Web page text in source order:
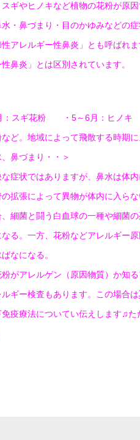
ギやヒノキなど植物の花粉が原
水・鼻づまり・目のかゆみなどの
アレルギー性鼻炎」とも呼ばれ
鼻炎」とは区別されています。
：スギ花粉 ・5～6月：ヒノ
ど。 地域によって飛散する時期
鼻づまり・・＞
症状ではありますが、鼻水は体
の拡張によって異物が体内に入ら
、細菌と闘う白血球の一種や細菌
る。一方、花粉などアレルギー
なになる。
粉がアレルゲン（原因物質）か知
ギー検査もあります。この場合は
疫療法についてい伝えします♫た